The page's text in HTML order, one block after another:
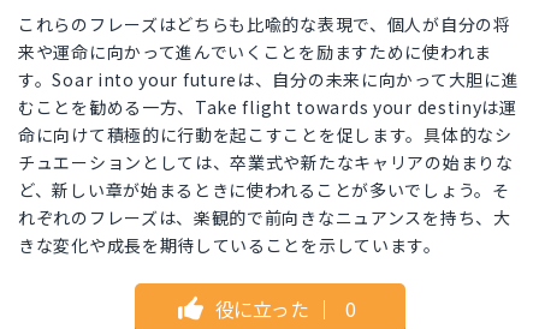
これらのフレーズはどちらも比喩的な表現で、個人が自分の将
来や運命に向かって進んでいくことを励ますために使われま
す。Soar into your futureは、自分の未来に向かって大胆に進
むことを勧める一方、Take flight towards your destinyは運
命に向けて積極的に行動を起こすことを促します。具体的なシ
チュエーションとしては、卒業式や新たなキャリアの始まりな
ど、新しい章が始まるときに使われることが多いでしょう。そ
れぞれのフレーズは、楽観的で前向きなニュアンスを持ち、大
きな変化や成長を期待していることを示しています。
役に立った ｜ 0